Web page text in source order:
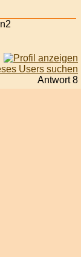
Antwort 8